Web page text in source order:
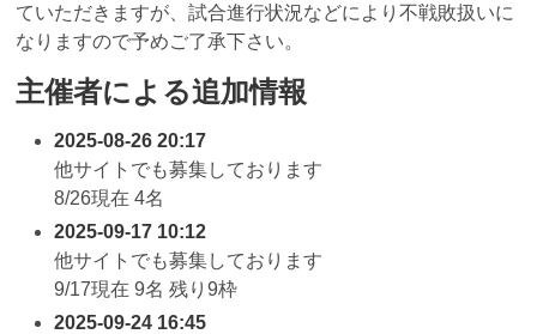
ていただきますが、試合進行状況などにより不戦敗扱いに
なりますので予めご了承下さい。
主催者による追加情報
2025-08-26 20:17
他サイトでも募集しております
8/26現在 4名
2025-09-17 10:12
他サイトでも募集しております
9/17現在 9名 残り9枠
2025-09-24 16:45